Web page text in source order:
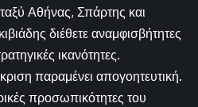
Αθήνας, Σπάρτης και
διέθετε αναμφισβήτητες
ικανότητες.
παραμένει απογοητευτική.
προσωπικότητες του